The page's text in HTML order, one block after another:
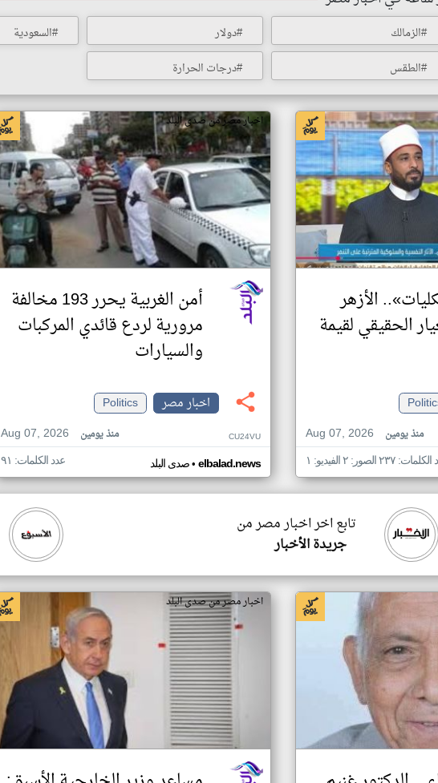
#الزمالك #دولار #السعودية
#الطقس
#درجات الحرارة
الأزهر
الحقيقي لقيمة
Aug 07, 2026
منذ يومين
٢٣٧ الصور: ٢ الفيديو: ١
اخبار مصر من صدى البلد
أمن الغربية يحرر 193 مخالفة
مرورية لردع قائدي المركبات
والسيارات
اخبار مصر
Politics
Aug 07, 2026
منذ يومين CU24VU
صدى البلد• elbalad.news عدد الكلمات: ٩١
تابع اخر اخبار مصر من
جريدة الأخبار
اخبار مصر من صدى البلد